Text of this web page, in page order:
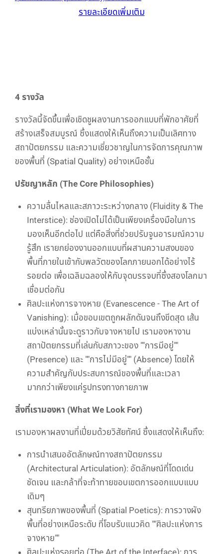
รายละเอียดเพิ่มเติม
4 รางวัล
รางวัลนี้จัดขึ้นเพื่อเชิดชูผลงานการออกแบบที่พักอาศัยที่
สร้างเสร็จสมบูรณ์ ซึ่งแสดงให้เห็นถึงความเป็นเลิศทาง
สถาปัตยกรรม และความเชี่ยวชาญในการจัดการคุณภาพ
ของพื้นที่ (Spatial Quality) อย่างเหนือชั้น
ปรัชญาหลัก (The Core Philosophies)
ความลื่นไหลและสภาวะระหว่างกลาง (Fluidity & The
Interstice): ช่องเปิดไม่ได้เป็นเพียงเครื่องมือในการ
มองเห็นอีกต่อไป แต่คือสิ่งที่ช่วยปรับจูนอารมณ์ความ
รู้สึก เรายกย่องงานออกแบบที่ผสานความสงบของ
พื้นที่ภายในเข้ากับพลวัตของโลกภายนอกได้อย่างไร้
รอยต่อ เพื่อเฉลิมฉลองให้กับจุดบรรจบที่ซึ่งสองโลกมา
เชื่อมต่อกัน
ศิลปะแห่งการจางหาย (Evanescence - The Art of
Vanishing): เมื่อขอบเขตถูกผลักดันจนถึงขีดสุด เส้น
แบ่งเหล่านั้นจะดูราวกับจางหายไป เรามองหางาน
สถาปัตยกรรมที่เล่นกับสภาวะของ ""การมีอยู่""
(Presence) และ ""การไม่มีอยู่"" (Absence) โดยให้
ความสำคัญกับประสบการณ์ของพื้นที่และเวลา
มากกว่าเพียงแค่รูปทรงทางกายภาพ
สิ่งที่เรามองหา (What We Look For)
เรามองหาผลงานที่เปี่ยมด้วยวิสัยทัศน์ ซึ่งแสดงให้เห็นถึง:
การนำเสนออัตลักษณ์ทางสถาปัตยกรรม
(Architectural Articulation): อัตลักษณ์ที่โดดเด่น
ชัดเจน และกล้าที่จะท้าทายขอบเขตการออกแบบแบบ
เดิมๆ
สุนทรียภาพของพื้นที่ (Spatial Poetics): การวางผัง
พื้นที่อย่างเหนือระดับ ที่โอบรับแนวคิด ""ศิลปะแห่งการ
จางหาย""
ศิลปะแห่งรอยต่อ (The Art of the Interface): การ